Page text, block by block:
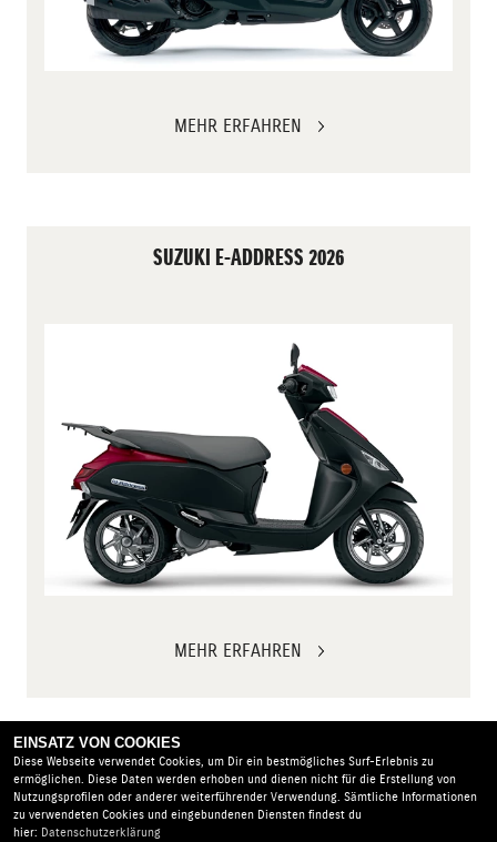
MEHR ERFAHREN
SUZUKI E-ADDRESS 2026
MEHR ERFAHREN
EINSATZ VON COOKIES
Diese Webseite verwendet Cookies, um Dir ein bestmögliches Surf-Erlebnis zu
ermöglichen. Diese Daten werden erhoben und dienen nicht für die Erstellung von
Nutzungsprofilen oder anderer weiterführender Verwendung. Sämtliche Informationen
zu verwendeten Cookies und eingebundenen Diensten findest du
hier: Datenschutzerklärung